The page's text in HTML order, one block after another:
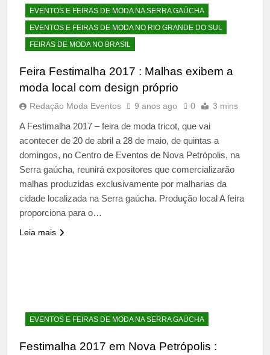
EVENTOS E FEIRAS DE MODA NA SERRA GAÚCHA
EVENTOS E FEIRAS DE MODA NO RIO GRANDE DO SUL
FEIRAS DE MODA NO BRASIL
Feira Festimalha 2017 : Malhas exibem a
moda local com design próprio
Redação Moda Eventos 9 anos ago 0 3 mins
A Festimalha 2017 – feira de moda tricot, que vai
acontecer de 20 de abril a 28 de maio, de quintas a
domingos, no Centro de Eventos de Nova Petrópolis, na
Serra gaúcha, reunirá expositores que comercializarão
malhas produzidas exclusivamente por malharias da
cidade localizada na Serra gaúcha. Produção local A feira
proporciona para o…
Leia mais
EVENTOS E FEIRAS DE MODA NA SERRA GAÚCHA
Festimalha 2017 em Nova Petrópolis :